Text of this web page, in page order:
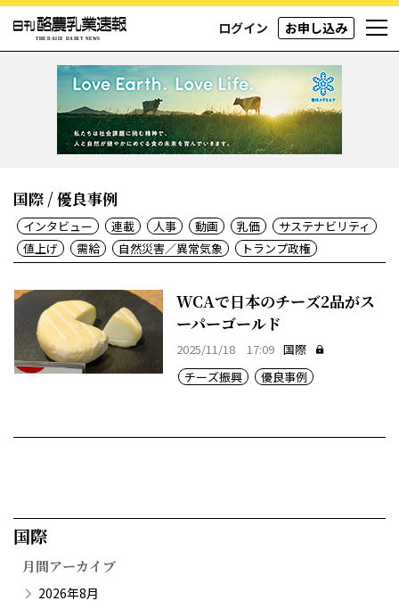
ログイン お申し込み
国際 / 優良事例
インタビュー 連載 人事 動画 乳価
サステナビリティ
値上げ
需給 自然災害／異常気象 トランプ政権
WCAで日本のチーズ2品がス
ーパーゴールド
2025/11/18 17:09 国際
チーズ振興
優良事例
国際​
月間アーカイブ
2026年8月